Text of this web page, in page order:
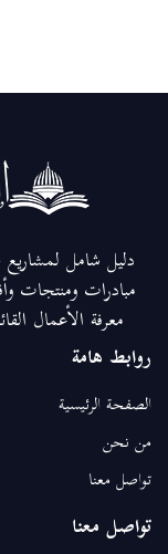
دليل شامل لمشاريع
مبادرات ومنتجات
معرفة الأعمال
روابط هامة
الصفحة الرئيسية
من نحن
تواصل معنا
تواصل معنا